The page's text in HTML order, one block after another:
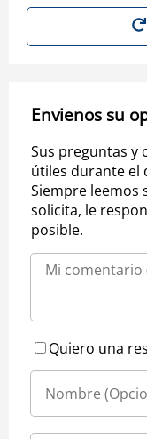
Envienos su
Sus preguntas y
útiles durante el
Siempre leemos
solicita, le
posible.
Quiero una